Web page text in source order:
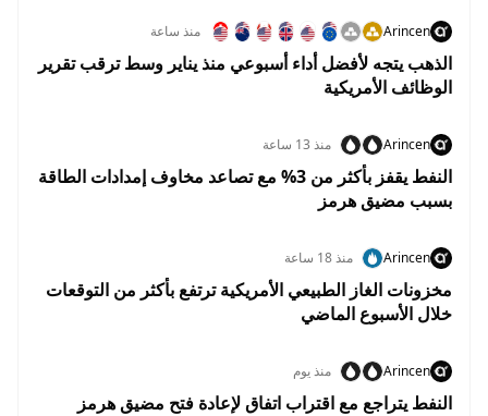
Arincen منذ ساعة
الذهب يتجه لأفضل أداء أسبوعي منذ يناير وسط ترقب تقرير
الوظائف الأمريكية
Arincen منذ 13 ساعة
النفط يقفز بأكثر من 3% مع تصاعد مخاوف إمدادات الطاقة
بسبب مضيق هرمز
Arincen منذ 18 ساعة
مخزونات الغاز الطبيعي الأمريكية ترتفع بأكثر من التوقعات
خلال الأسبوع الماضي
Arincen منذ يوم
النفط يتراجع مع اقتراب اتفاق لإعادة فتح مضيق هرمز